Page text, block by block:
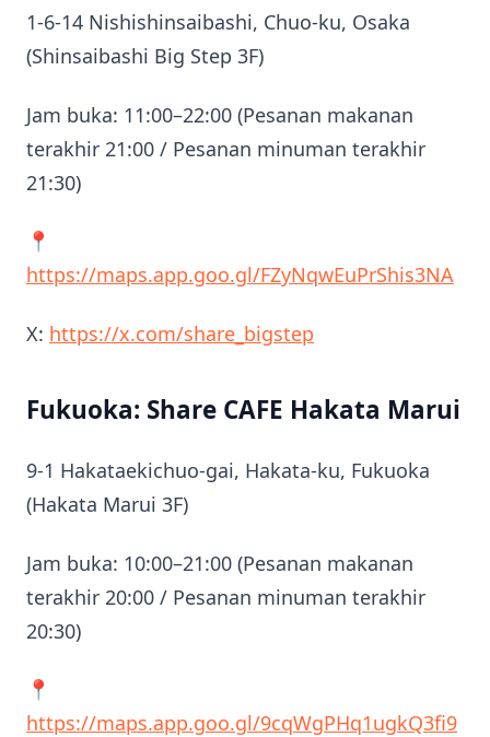
1-6-14 Nishishinsaibashi, Chuo-ku, Osaka
(Shinsaibashi Big Step 3F)
Jam buka: 11:00–22:00 (Pesanan makanan
terakhir 21:00 / Pesanan minuman terakhir
21:30)
📍
https://maps.app.goo.gl/FZyNqwEuPrShis3NA
X: https://x.com/share_bigstep
Fukuoka: Share CAFE Hakata Marui
9-1 Hakataekichuo-gai, Hakata-ku, Fukuoka
(Hakata Marui 3F)
Jam buka: 10:00–21:00 (Pesanan makanan
terakhir 20:00 / Pesanan minuman terakhir
20:30)
📍
https://maps.app.goo.gl/9cqWgPHq1ugkQ3fi9